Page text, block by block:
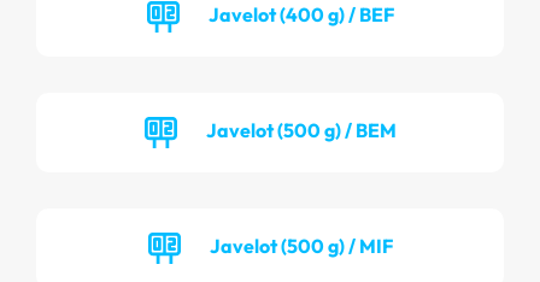
Javelot (400 g) / BEF
Javelot (500 g) / BEM
Javelot (500 g) / MIF